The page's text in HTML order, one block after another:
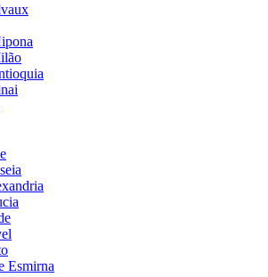
Esmirna